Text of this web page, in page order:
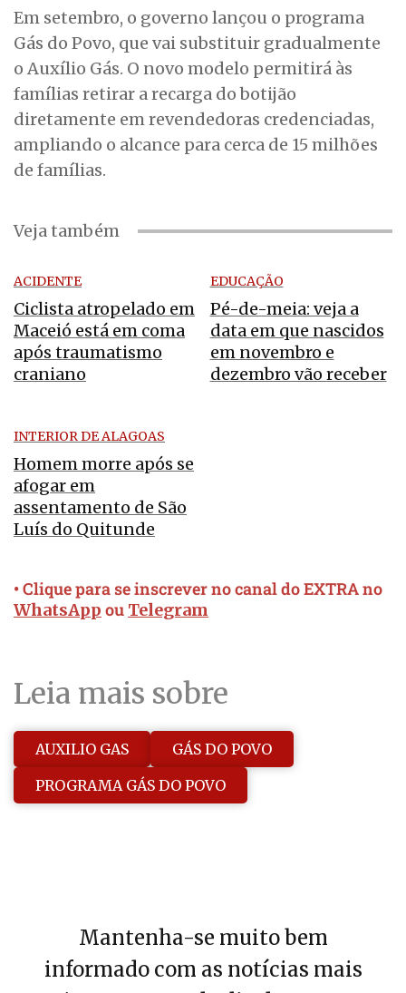
Em setembro, o governo lançou o programa
Gás do Povo, que vai substituir gradualmente
o Auxílio Gás. O novo modelo permitirá às
famílias retirar a recarga do botijão
diretamente em revendedoras credenciadas,
ampliando o alcance para cerca de 15 milhões
de famílias.
Veja também
ACIDENTE
Ciclista atropelado em
Maceió está em coma
após traumatismo
craniano
EDUCAÇÃO
Pé-de-meia: veja a
data em que nascidos
em novembro e
dezembro vão receber
INTERIOR DE ALAGOAS
Homem morre após se
afogar em
assentamento de São
Luís do Quitunde
• Clique para se inscrever no canal do EXTRA no
WhatsApp ou Telegram
Leia mais sobre
AUXILIO GAS
GÁS DO POVO
PROGRAMA GÁS DO POVO
Mantenha-se muito bem
informado com as notícias mais